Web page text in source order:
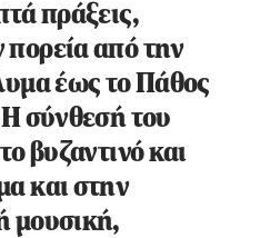
πράξεις,
από την
έως το Πάθος
σύνθεσή του
βυζαντινό και
και στην
μουσική,